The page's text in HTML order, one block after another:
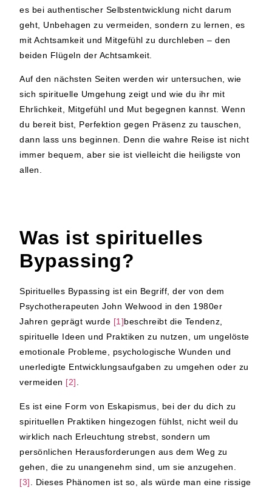
es bei authentischer Selbstentwicklung nicht darum
geht, Unbehagen zu vermeiden, sondern zu lernen, es
mit Achtsamkeit und Mitgefühl zu durchleben – den
beiden Flügeln der Achtsamkeit.
Auf den nächsten Seiten werden wir untersuchen, wie
sich spirituelle Umgehung zeigt und wie du ihr mit
Ehrlichkeit, Mitgefühl und Mut begegnen kannst. Wenn
du bereit bist, Perfektion gegen Präsenz zu tauschen,
dann lass uns beginnen. Denn die wahre Reise ist nicht
immer bequem, aber sie ist vielleicht die heiligste von
allen.
Was ist spirituelles
Bypassing?
Spirituelles Bypassing ist ein Begriff, der von dem
Psychotherapeuten John Welwood in den 1980er
Jahren geprägt wurde [1]beschreibt die Tendenz,
spirituelle Ideen und Praktiken zu nutzen, um ungelöste
emotionale Probleme, psychologische Wunden und
unerledigte Entwicklungsaufgaben zu umgehen oder zu
vermeiden [2]
Es ist eine Form von Eskapismus, bei der du dich zu
spirituellen Praktiken hingezogen fühlst, nicht weil du
wirklich nach Erleuchtung strebst, sondern um
persönlichen Herausforderungen aus dem Weg zu
gehen, die zu unangenehm sind, um sie anzugehen.
[3]
. Dieses Phänomen ist so, als würde man eine rissige